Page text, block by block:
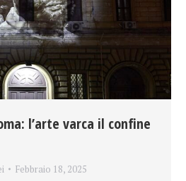
l’arte varca il confine
Febbraio 18, 2025